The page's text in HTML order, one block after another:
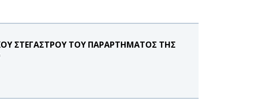
ΣΤΕΓΑΣΤΡΟΥ ΤΟΥ ΠΑΡΑΡΤΗΜΑΤΟΣ ΤΗΣ